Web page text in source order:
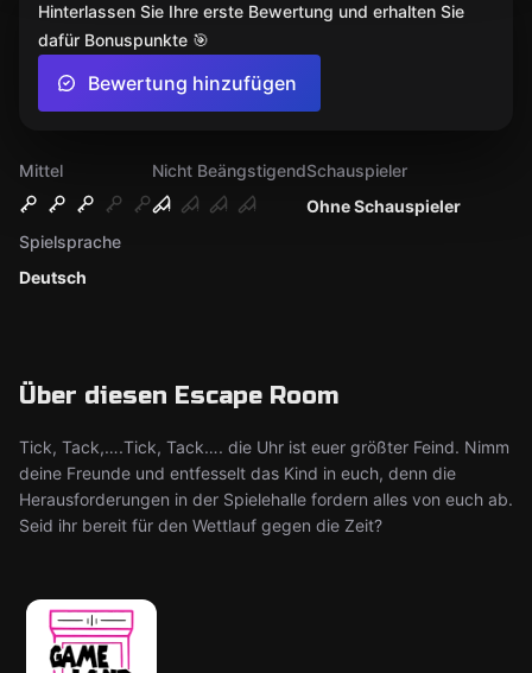
Mittel
Nicht Beängstigend
Ohne Schauspieler
Schauspieler
Deutsch
Spielsprache
Über diesen Escape Room
Tick, Tack,….Tick, Tack…. die Uhr ist euer größter Feind. Nimm
deine Freunde und entfesselt das Kind in euch, denn die
Herausforderungen in der Spielehalle fordern alles von euch ab.
Seid ihr bereit für den Wettlauf gegen die Zeit?
Hinterlassen Sie Ihre erste Bewertung und erhalten Sie
dafür Bonuspunkte 🎯
Bewertung hinzufügen